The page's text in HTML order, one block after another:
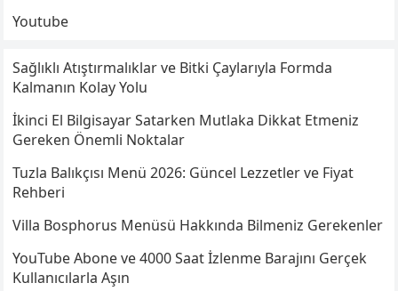
Youtube
Sağlıklı Atıştırmalıklar ve Bitki Çaylarıyla Formda
Kalmanın Kolay Yolu
İkinci El Bilgisayar Satarken Mutlaka Dikkat Etmeniz
Gereken Önemli Noktalar
Tuzla Balıkçısı Menü 2026: Güncel Lezzetler ve Fiyat
Rehberi
Villa Bosphorus Menüsü Hakkında Bilmeniz Gerekenler
YouTube Abone ve 4000 Saat İzlenme Barajını Gerçek
Kullanıcılarla Aşın